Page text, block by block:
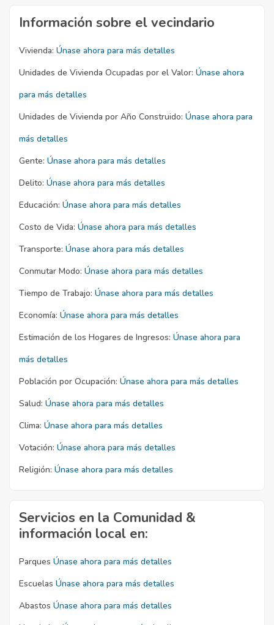
Información sobre el vecindario
Vivienda: Únase ahora para más detalles
Unidades de Vivienda Ocupadas por el Valor: Únase ahora
para más detalles
Unidades de Vivienda por Año Construido: Únase ahora para
más detalles
Gente: Únase ahora para más detalles
Delito: Únase ahora para más detalles
Educación: Únase ahora para más detalles
Costo de Vida: Únase ahora para más detalles
Transporte: Únase ahora para más detalles
Conmutar Modo: Únase ahora para más detalles
Tiempo de Trabajo: Únase ahora para más detalles
Economía: Únase ahora para más detalles
Estimación de los Hogares de Ingresos: Únase ahora para
más detalles
Población por Ocupación: Únase ahora para más detalles
Salud: Únase ahora para más detalles
Clima: Únase ahora para más detalles
Votación: Únase ahora para más detalles
Religión: Únase ahora para más detalles
Servicios en la Comunidad &
información local en:
Parques Únase ahora para más detalles
Escuelas Únase ahora para más detalles
Abastos Únase ahora para más detalles